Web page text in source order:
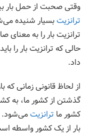
وقتی صحبت از حمل بار
ترانزیتبسیار شنیده
ترانزیت بار را به معنای
حالی که ترانزیت بار را
داد.
از لحاظ قانونی زمانی که
گذشتن از کشور ما، به
کشور ما ترانزیتمی‌شود.
بار از یک کشور واسطه